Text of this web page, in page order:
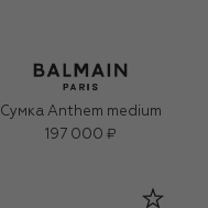
Сумка Anthem medium
197 000 ₽